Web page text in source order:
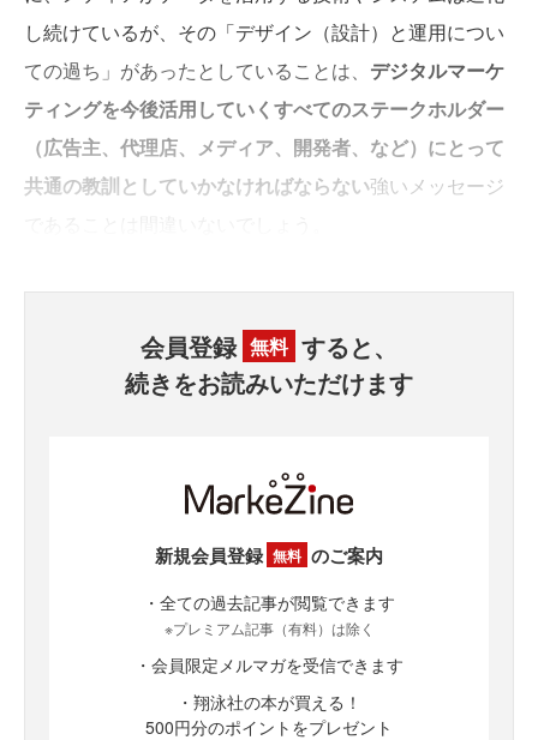
し続けているが、その「デザイン（設計）と運用につい
ての過ち」があったとしていることは、 デジタルマーケ
ティングを今後活用していくすべてのステークホルダー
（広告主、代理店、メディア、開発者、など）にとって
共通の教訓としていかなければならない強いメッセージ
会員登録 無料 すると、
続きをお読みいただけます
新規会員登録 無料 のご案内
・全ての過去記事が閲覧できます
※プレミアム記事（有料）は除く
・会員限定メルマガを受信できます
・翔泳社の本が買える！
500円分のポイントをプレゼント